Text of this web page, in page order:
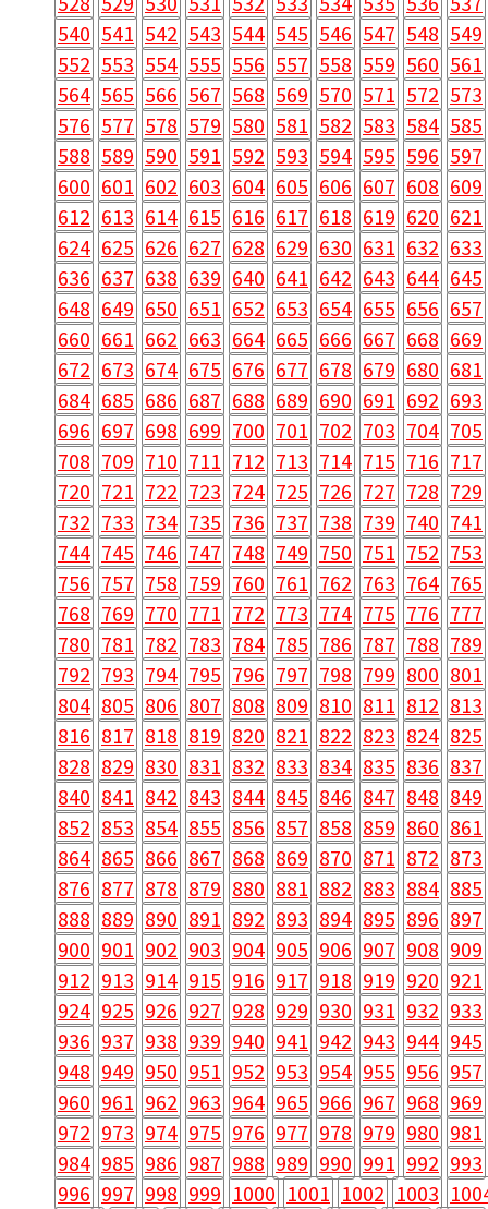
540 541 542 543 544 545 546 547 548 549
552 553 554 555 556 557 558 559 560 561
564 565 566 567 568 569 570 571 572 573
576 577 578 579 580 581 582 583 584 585
588 589 590 591 592 593 594 595 596 597
600 601 602 603 604 605 606 607 608 609
612 613 614 615 616 617 618 619 620 621
624 625 626 627 628 629 630 631 632 633
636 637 638 639 640 641 642 643 644 645
648 649 650 651 652 653 654 655 656 657
660 661 662 663 664 665 666 667 668 669
672 673 674 675 676 677 678 679 680 681
684 685 686 687 688 689 690 691 692 693
696 697 698 699 700 701 702 703 704 705
708 709 710 711 712 713 714 715 716 717
720 721 722 723 724 725 726 727 728 729
732 733 734 735 736 737 738 739 740 741
744 745 746 747 748 749 750 751 752 753
756 757 758 759 760 761 762 763 764 765
768 769 770 771 772 773 774 775 776 777
780 781 782 783 784 785 786 787 788 789
792 793 794 795 796 797 798 799 800 801
804 805 806 807 808 809 810 811 812 813
816 817 818 819 820 821 822 823 824 825
828 829 830 831 832 833 834 835 836 837
840 841 842 843 844 845 846 847 848 849
852 853 854 855 856 857 858 859 860 861
864 865 866 867 868 869 870 871 872 873
876 877 878 879 880 881 882 883 884 885
888 889 890 891 892 893 894 895 896 897
900 901 902 903 904 905 906 907 908 909
912 913 914 915 916 917 918 919 920 921
924 925 926 927 928 929 930 931 932 933
936 937 938 939 940 941 942 943 944 945
948 949 950 951 952 953 954 955 956 957
960 961 962 963 964 965 966 967 968 969
972 973 974 975 976 977 978 979 980 981
984 985 986 987 988 989 990 991 992 993
996 997 998 999 1000 1001 1002 1003